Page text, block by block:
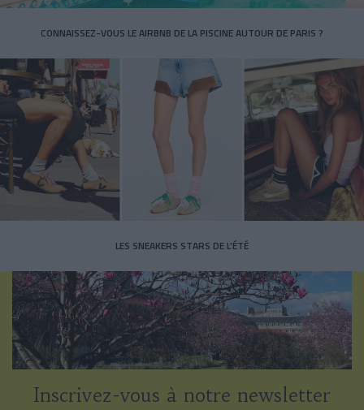
CONNAISSEZ-VOUS LE AIRBNB DE LA PISCINE AUTOUR DE PARIS ?
LES SNEAKERS STARS DE L’ÉTÉ
Inscrivez-vous à notre newsletter